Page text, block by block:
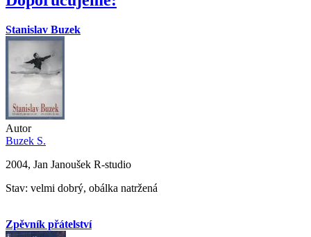
Stanislav Buzek
Autor
Buzek S.
2004, Jan Janoušek R-studio
Stav: velmi dobrý, obálka natržená
Zpěvník přátelství